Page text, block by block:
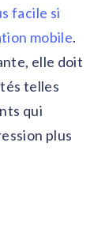
facile si
mobile.
elle doit
telles
qui
plus